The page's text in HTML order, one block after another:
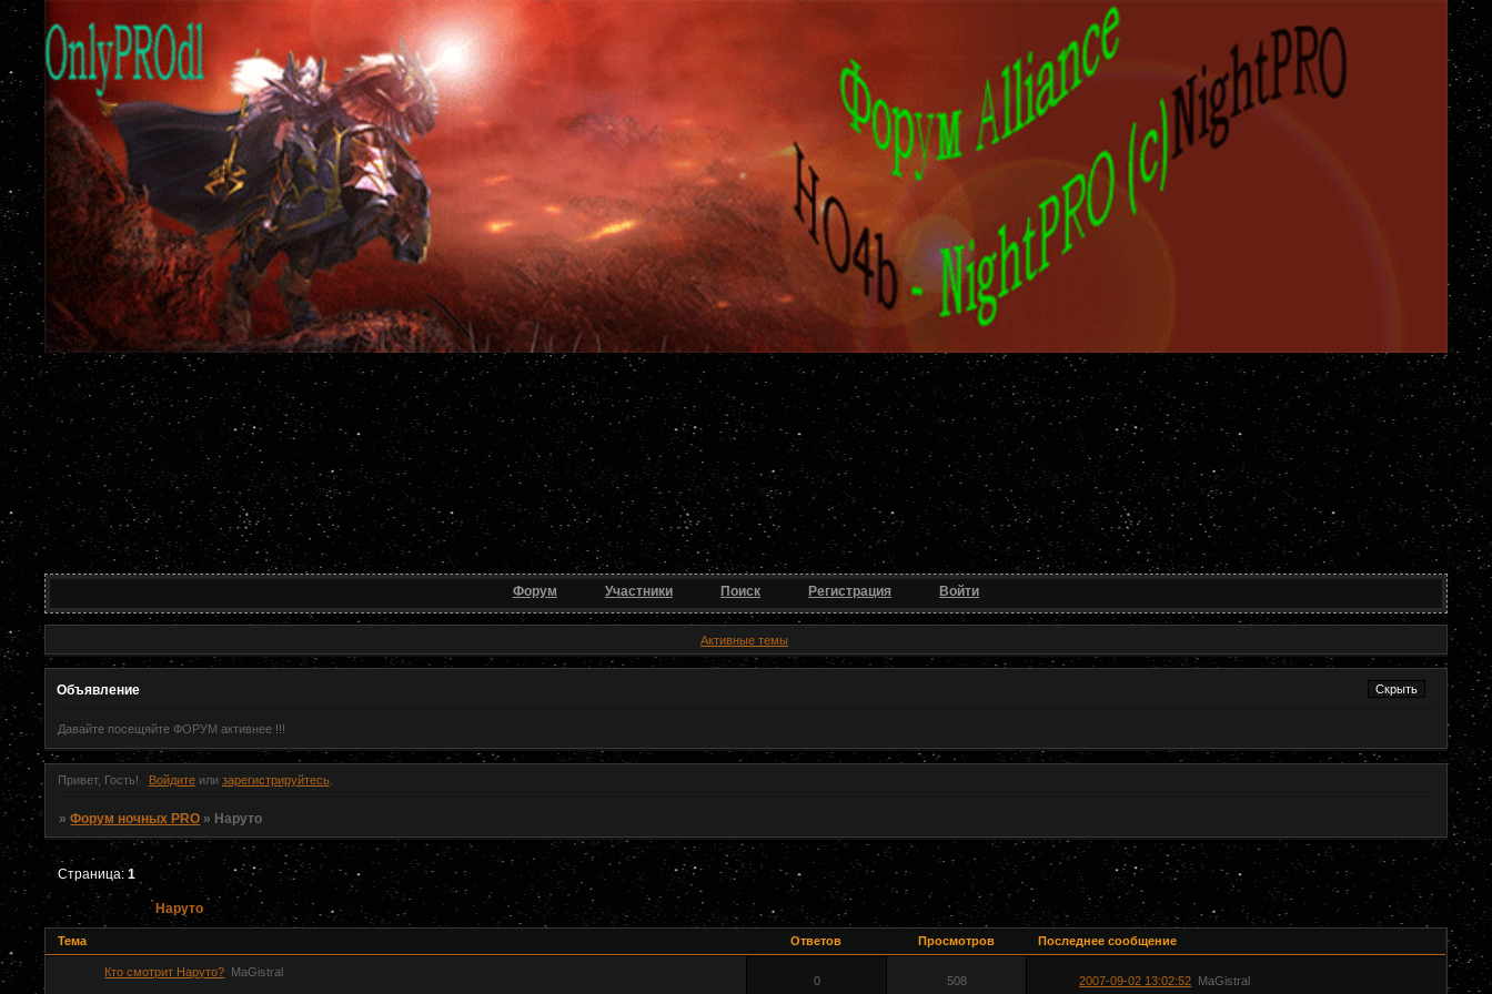
Форум Участники Поиск Регистрация Войти
Активные темы
Объявление
Давайте посещяйте ФОРУМ активнее !!!
Привет, Гость! Войдитеили зарегистрируйтесь.
»Форум ночных PRO » Наруто
Наруто
Страница:1
Тема Ответов Просмотров Последнее сообщение
Кто смотрит Наруто? MaGistral
0 508 2007-09-02 13:02:52 MaGistral